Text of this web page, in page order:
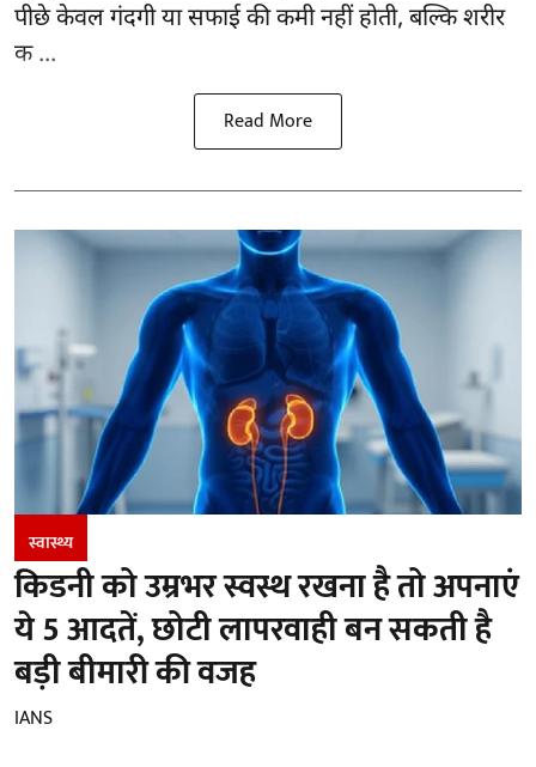
पीछे केवल गंदगी या सफाई की कमी नहीं होती, बल्कि शरीर
क ...
Read More
स्वास्थ्य
किडनी को उम्रभर स्वस्थ रखना है तो अपनाएं
ये 5 आदतें, छोटी लापरवाही बन सकती है
बड़ी बीमारी की वजह
IANS